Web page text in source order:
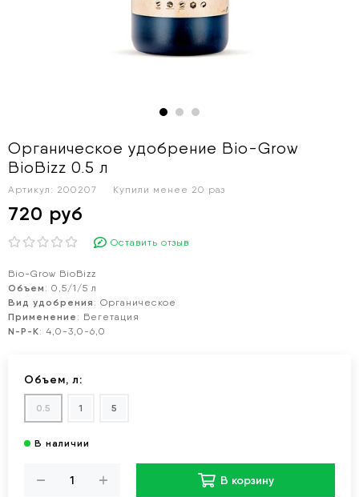
Органическое удобрение Bio-Grow
BioBizz 0.5 л
Артикул: 200207 Купили менее 20 раз
720 руб
Оставить отзыв
Bio-Grow BioBizz
Объем : 0,5/1/5 л
Вид удобрения : Органическое
Применение : Вегетация
N-P-K: 4,0-3,0-6,0
Объем, л:
0.5 1 5
В корзину